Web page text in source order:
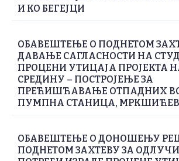
И КО БЕГЕЈЦИ
ОБАВЕШТЕЊЕ О ПОДНЕТОМ
ДАВАЊЕ САГЛАСНОСТИ НА
ПРОЦЕНИ УТИЦАЈА ПРОЈЕКТА
СРЕДИНУ – ПОСТРОЈЕЊЕ ЗА
ПРЕЋИШЋАВАЊЕ ОТПАДНИХ
ПУМПНА СТАНИЦА,
ОБАВЕШТЕЊЕ О ДОНОШЕЊУ
ПОДНЕТОМ ЗАХТЕВУ ЗА